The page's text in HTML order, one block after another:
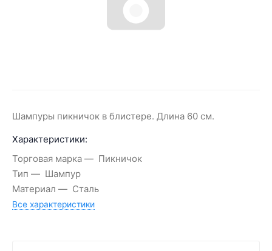
Шампуры пикничок в блистере. Длина 60 см.
Характеристики:
Торговая марка
Пикничок
Тип
Шампур
Материал
Сталь
Все характеристики